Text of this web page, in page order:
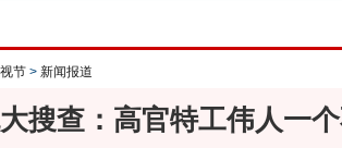
节 > 新闻报道
搜查：高官特工伟人一